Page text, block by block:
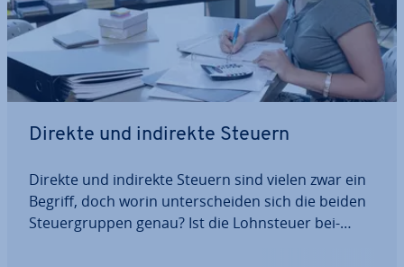
Direkte und indirekte Steuern
Direkte und indirekte Steuern sind vielen zwar ein
Begriff, doch worin un­ter­schei­den sich die beiden
Steu­er­grup­pen genau? Ist die Lohn­steu­er bei­